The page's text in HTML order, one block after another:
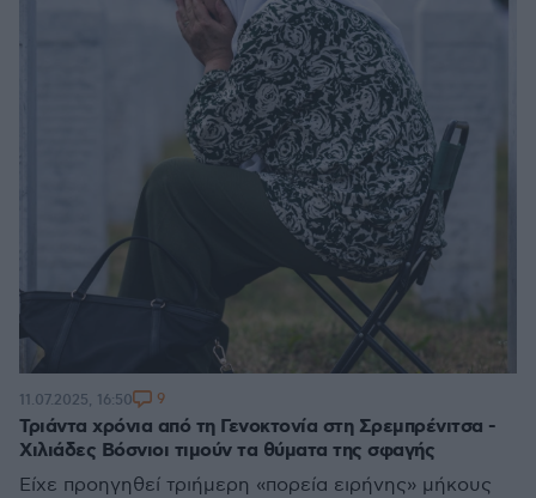
Τριάντα χρόνια από τη Γενοκτονία στη Σρεμπρένιτσα -
Χιλιάδες Βόσνιοι τιμούν τα θύματα της σφαγής
Είχε προηγηθεί τριήμερη «πορεία ειρήνης» μήκους
11.07.2025, 16:50 9